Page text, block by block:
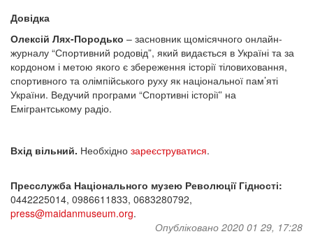
Довідка
Олексій Лях-Породько – засновник щомісячного онлайн-
журналу “Спортивний родовід”, який видається в Україні та за
кордоном і метою якого є збереження історії тіловиховання,
спортивного та олімпійського руху як національної пам’яті
України. Ведучий програми “Спортивні історії” на
Емігрантському радіо.
Вхід вільний. Необхідно зареєструватися.
Пресслужба Національного музею Революції Гідності:
0442225014, 0986611833, 0683280792,
press@maidanmuseum.org.
Опубліковано 2020 01 29, 17:28